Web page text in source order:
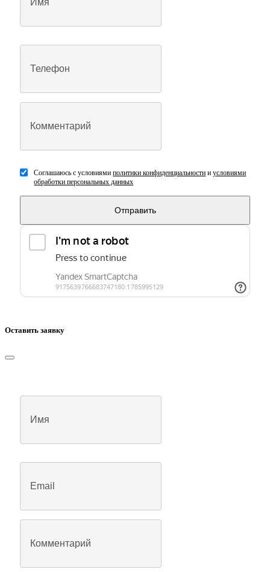
Соглашаюсь с условиямиполитики конфиденциальности иусловиями
обработки персональных данных
Отправить
Оставить заявку